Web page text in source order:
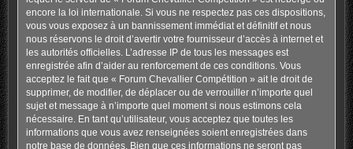
encore la loi internationale. Si vous ne respectez pas ces dispositions,
vous vous exposez à un bannissement immédiat et définitif et nous
nous réservons le droit d’avertir votre fournisseur d’accès à internet et
les autorités officielles. L’adresse IP de tous les messages est
enregistrée afin d’aider au renforcement de ces conditions. Vous
acceptez le fait que « Forum Chevallier Compétition » ait le droit de
supprimer, de modifier, de déplacer ou de verrouiller n’importe quel
sujet et message à n’importe quel moment si nous estimons cela
nécessaire. En tant qu’utilisateur, vous acceptez que toutes les
informations que vous avez renseignées soient enregistrées dans
notre base de données. Bien que ces informations ne seront pas